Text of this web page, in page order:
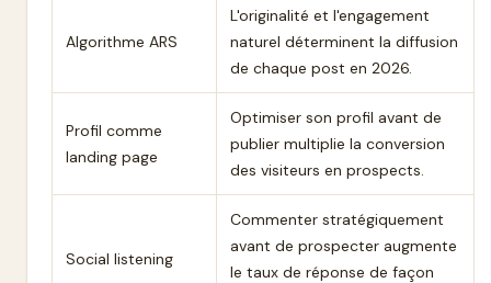
Algorithme ARS
L'originalité et l'engagement
naturel déterminent la diffusion
de chaque post en 2026.
Profil comme
landing page
Optimiser son profil avant de
publier multiplie la conversion
des visiteurs en prospects.
Social listening
Commenter stratégiquement
avant de prospecter augmente
le taux de réponse de façon